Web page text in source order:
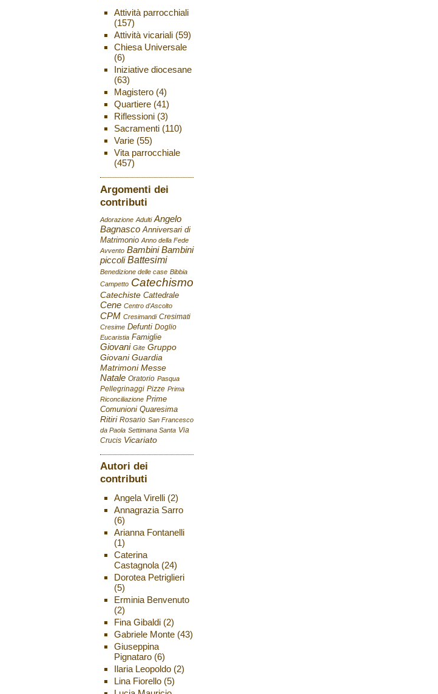
Attività parrocchiali
(157)
Attività vicariali(59)
Chiesa Universale
(6)
Iniziative diocesane
(63)
Magistero(4)
Quartiere(41)
Riflessioni(3)
Sacramenti(110)
Varie(55)
Vita parrocchiale
(457)
Argomenti dei
contributi
Adorazione Adulti Angelo
Bagnasco Anniversari di
Matrimonio Anno della Fede
Avvento Bambini Bambini
piccoli Battesimi
Benedizione delle case Bibbia
Campetto Catechismo
Catechiste Cattedrale
Cene Centro d'Ascolto
CPM Cresimandi Cresimati
Cresime Defunti Doglio
Eucaristia Famiglie
Giovani Gite Gruppo
Giovani Guardia
Matrimoni Messe
Natale Oratorio Pasqua
Pellegrinaggi Pizze Prima
Riconciliazione Prime
Comunioni Quaresima
Ritiri Rosario San Francesco
da Paola Settimana Santa Via
Crucis Vicariato
Autori dei
contributi
Angela Virelli(2)
Annagrazia Sarro
(6)
Arianna Fontanelli
(1)
Caterina
Castagnola(24)
Dorotea Petriglieri
(5)
Erminia Benvenuto
(2)
Fina Gibaldi(2)
Gabriele Monte(43)
Giuseppina
Pignataro(6)
Ilaria Leopoldo(2)
Lina Fiorello(5)